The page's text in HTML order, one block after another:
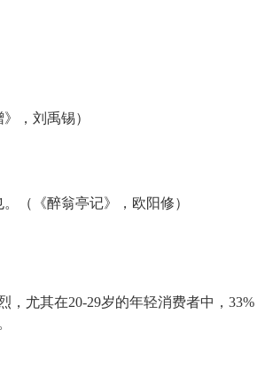
，刘禹锡）
（《醉翁亭记》，欧阳修）
尤其在20-29岁的年轻消费者中，33%